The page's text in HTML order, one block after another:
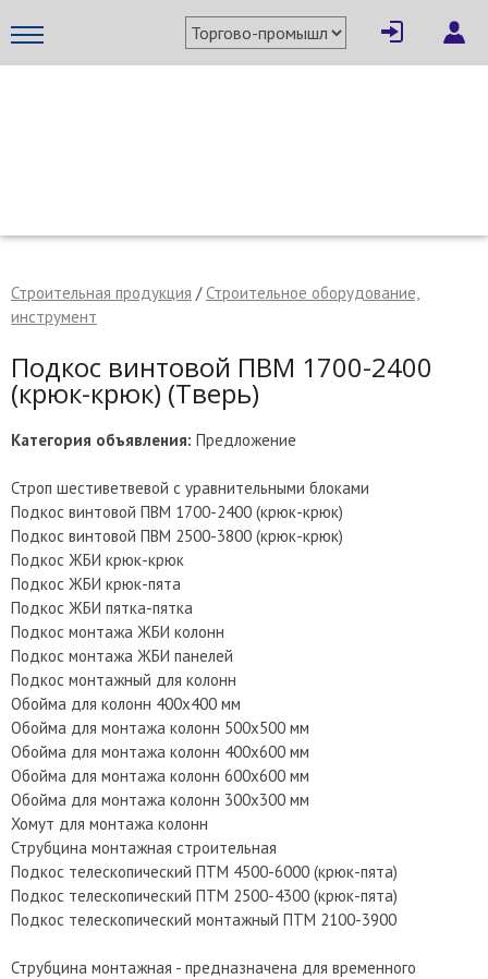
Строительная продукция /Строительное оборудование,
инструмент
Подкос винтовой ПВМ 1700-2400
(крюк-крюк) (Тверь)
Категория объявления: Предложение
Строп шестиветвевой с уравнительными блоками
Подкос винтовой ПВМ 1700-2400 (крюк-крюк)
Подкос винтовой ПВМ 2500-3800 (крюк-крюк)
Подкос ЖБИ крюк-крюк
Подкос ЖБИ крюк-пята
Подкос ЖБИ пятка-пятка
Подкос монтажа ЖБИ колонн
Подкос монтажа ЖБИ панелей
Подкос монтажный для колонн
Обойма для колонн 400х400 мм
Обойма для монтажа колонн 500х500 мм
Обойма для монтажа колонн 400х600 мм
Обойма для монтажа колонн 600х600 мм
Обойма для монтажа колонн 300х300 мм
Хомут для монтажа колонн
Струбцина монтажная строительная
Подкос телескопический ПТМ 4500-6000 (крюк-пята)
Подкос телескопический ПТМ 2500-4300 (крюк-пята)
Подкос телескопический монтажный ПТМ 2100-3900
Струбцина монтажная - предназначена для временного
× Написать поставщику
Отмена Отправить сообщение